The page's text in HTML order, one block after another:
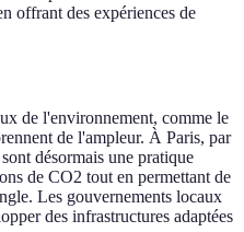
offrant des expériences de
de l'environnement, comme le
de l'ampleur. À Paris, par
désormais une pratique
de CO2 tout en permettant de
Les gouvernements locaux
des infrastructures adaptées